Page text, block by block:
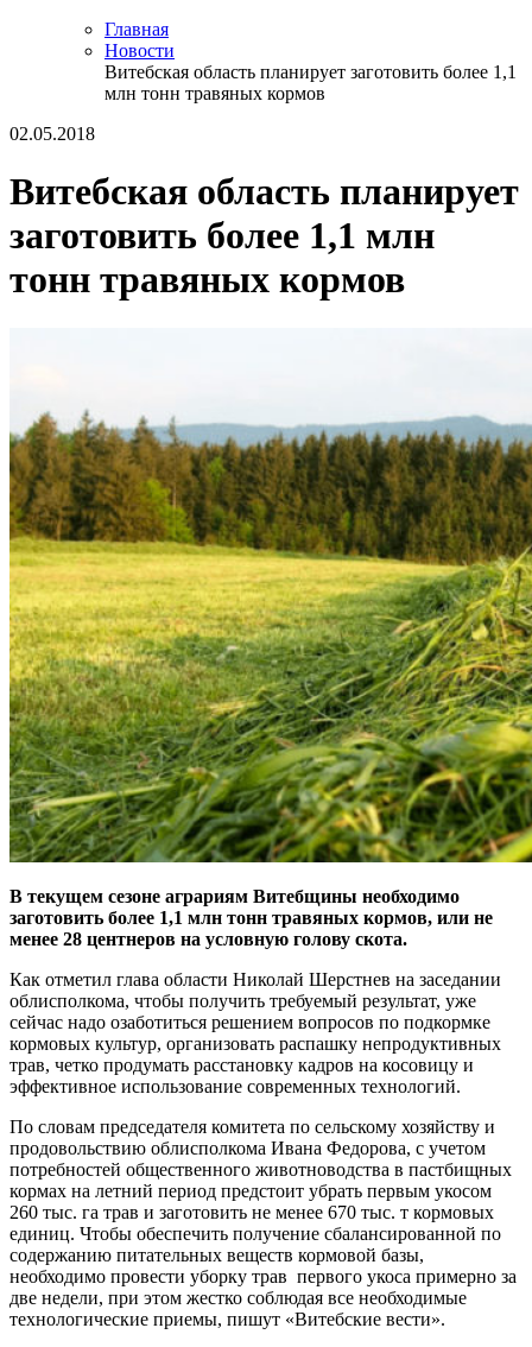
Главная
Новости
Витебская область планирует заготовить более 1,1
млн тонн травяных кормов
02.05.2018
Витебская область планирует
заготовить более 1,1 млн
тонн травяных кормов
В текущем сезоне аграриям Витебщины необходимо
заготовить более 1,1 млн тонн травяных кормов, или не
менее 28 центнеров на условную голову скота.
Как отметил глава области Николай Шерстнев на заседании
облисполкома, чтобы получить требуемый результат, уже
сейчас надо озаботиться решением вопросов по подкормке
кормовых культур, организовать распашку непродуктивных
трав, четко продумать расстановку кадров на косовицу и
эффективное использование современных технологий.
По словам председателя комитета по сельскому хозяйству и
продовольствию облисполкома Ивана Федорова, с учетом
потребностей общественного животноводства в пастбищных
кормах на летний период предстоит убрать первым укосом
260 тыс. га трав и заготовить не менее 670 тыс. т кормовых
единиц. Чтобы обеспечить получение сбалансированной по
содержанию питательных веществ кормовой базы,
необходимо провести уборку трав первого укоса примерно за
две недели, при этом жестко соблюдая все необходимые
технологические приемы, пишут «Витебские вести».